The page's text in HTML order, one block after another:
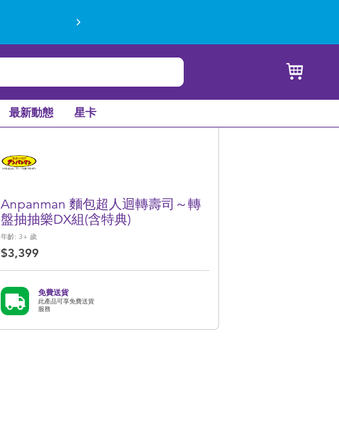
最新動態 星卡
Anpanman 麵包超人迴轉壽司～轉
盤抽抽樂DX組(含特典)
年齡: 3+ 歲
$3,399
免費送貨
此產品可享免費送貨
服務